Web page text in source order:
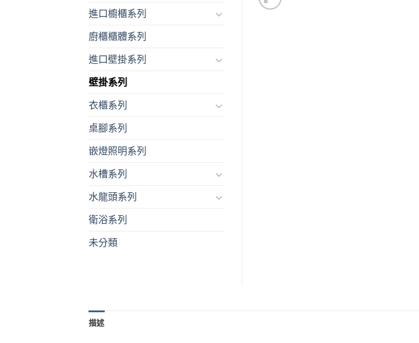
進口櫥櫃系列
廚櫃櫃體系列
進口壁掛系列
壁掛系列
衣櫃系列
桌腳系列
嵌燈照明系列
水槽系列
水龍頭系列
衛浴系列
未分類
描述